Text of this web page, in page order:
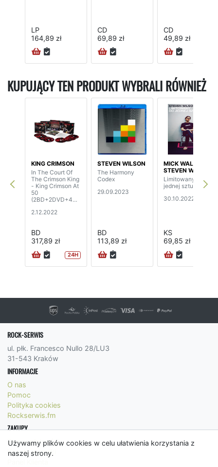
Używamy plików cookies w celu ułatwienia korzystania z
naszej strony.
LP
164,89 zł
CD
69,89 zł
CD
49,89 zł
KUPUJĄCY TEN PRODUKT WYBRALI RÓWNIEŻ
KING CRIMSON
In The Court Of
The Crimson King
- King Crimson At
50
(2BD+2DVD+4C
2.12.2022
BD
317,89 zł
24H
STEVEN WILSON
The Harmony
Codex
29.09.2023
BD
113,89 zł
MICK WALL
STEVEN WILSON
Limitowany do
jednej sztuki
30.10.2022
KS
69,85 zł
ROCK-SERWIS
ul. płk. Francesco Nullo 28/LU3
31-543 Kraków
INFORMACJE
O nas
Pomoc
Polityka cookies
Rockserwis.fm
ZAKUPY
Formy płatności
Koszty wysyłki